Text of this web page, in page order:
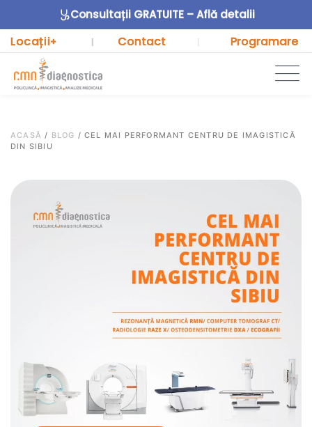
Consultații GRATUITE – Află detalii
Locații+ | Contact Programare
ACASĂ / BLOG /CEL MAI PERFORMANT CENTRU DE IMAGISTICĂ
DIN SIBIU